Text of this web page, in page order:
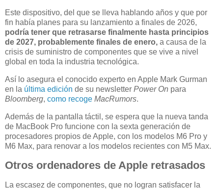
Este dispositivo, del que se lleva hablando años y que por
fin había planes para su lanzamiento a finales de 2026,
podría tener que retrasarse finalmente hasta principios
de 2027, probablemente finales de enero, a causa de la
crisis de suministro de componentes que se vive a nivel
global en toda la industria tecnológica.
Así lo asegura el conocido experto en Apple Mark Gurman
en la última edición de su newsletter Power On para
Bloomberg, como recoge MacRumors.
Además de la pantalla táctil, se espera que la nueva tanda
de MacBook Pro funcione con la sexta generación de
procesadores propios de Apple, con los modelos M6 Pro y
M6 Max, para renovar a los modelos recientes con M5 Max.
Otros ordenadores de Apple retrasados
La escasez de componentes, que no logran satisfacer la